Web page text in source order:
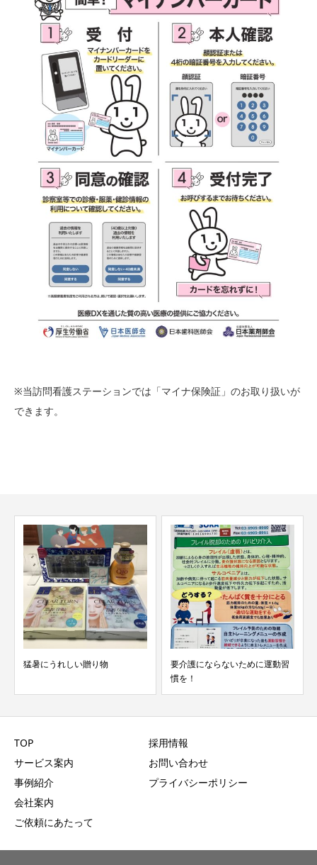
※当訪問看護ステーションでは「マイナ保険証」のお取り扱いが
できます。
猛暑にうれしい贈り物
要介護にならないために運動習
慣を！
TOP
サービス案内
事例紹介
会社案内
ご依頼にあたって
採用情報
お問い合わせ
プライバシーポリシー